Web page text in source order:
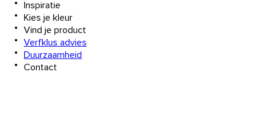
Inspiratie
Kies je kleur
Vind je product
Verfklus advies
Duurzaamheid
Contact